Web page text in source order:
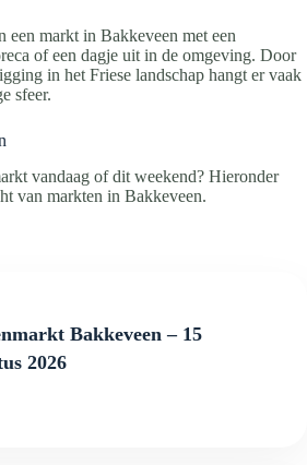
een markt in Bakkeveen met een
of een dagje uit in de omgeving. Door
in het Friese landschap hangt er vaak
sfeer.
vandaag of dit weekend? Hieronder
van markten in Bakkeveen.
Bakkeveen – 15
2026